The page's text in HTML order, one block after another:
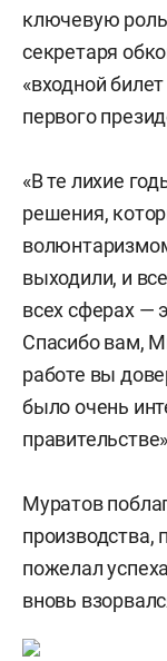
ключевую
секретаря
«входной
первого
«В те лихие
решения,
выходили, и
всех сферах —
Спасибо вам,
работе вы
было очень
Муратов
производства,
пожелал
вновь